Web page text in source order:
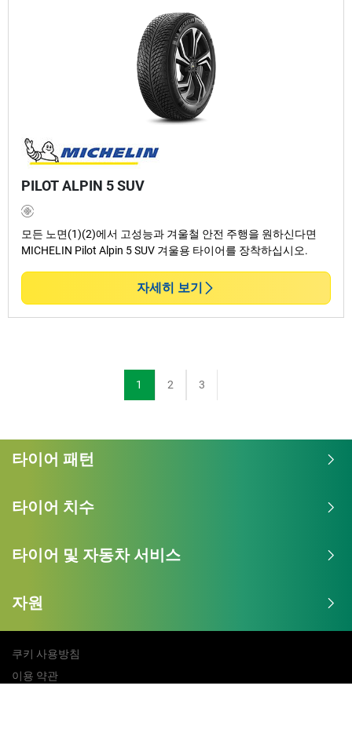
PILOT ALPIN 5 SUV
모든 노면(1)(2)에서 고성능과 겨울철 안전 주행을 원하신다면
MICHELIN Pilot Alpin 5 SUV 겨울용 타이어를 장착하십시오.
자세히 보기
1 2 3
타이어 패턴
타이어 치수
타이어 및 자동차 서비스
자원
쿠키 사용방침
이용 약관